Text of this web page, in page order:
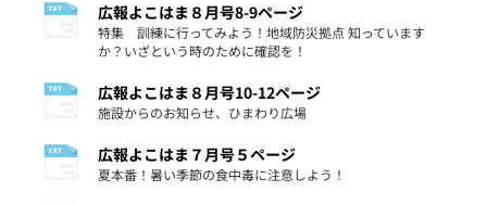
広報よこはま８月号8-9ページ
特集 訓練に行ってみよう！地域防災拠点 知っています
か？いざという時のために確認を！
広報よこはま８月号10-12ページ
施設からのお知らせ、ひまわり広場
広報よこはま７月号５ページ
夏本番！暑い季節の食中毒に注意しよう！